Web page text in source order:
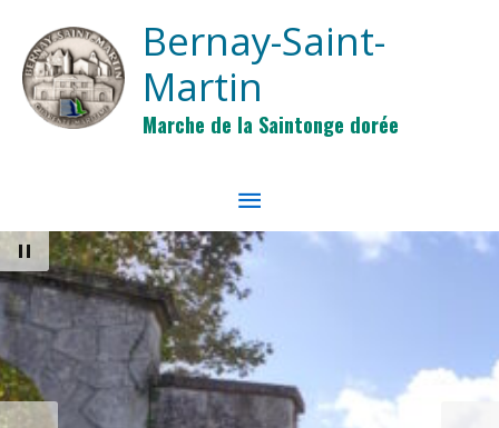
Bernay-Saint-
Martin
Marche de la Saintonge dorée
MENU
PRINCIPAL
PAUSE